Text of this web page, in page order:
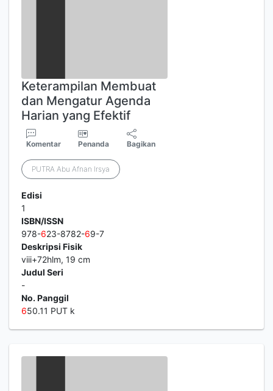
Keterampilan Membuat
dan Mengatur Agenda
Harian yang Efektif
Komentar Penanda Bagikan
PUTRA Abu Afnan Irsya
Edisi
1
ISBN/ISSN
978-623-8782-69-7
Deskripsi Fisik
viii+72hlm, 19 cm
Judul Seri
-
No. Panggil
650.11 PUT k